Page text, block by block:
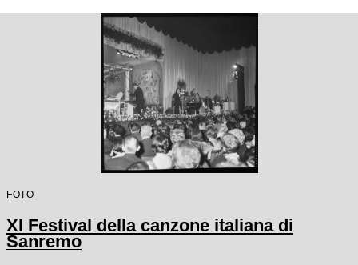
FOTO
XI Festival della canzone italiana di
Sanremo